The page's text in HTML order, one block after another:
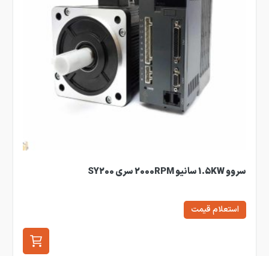
سروو 1.5KW سانیو 2000RPM سری SY200
استعلام قیمت